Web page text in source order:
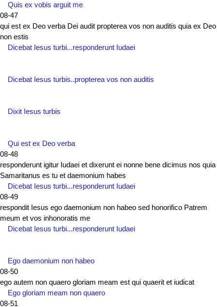
Quis ex vobis arguit me
08-47
qui est ex Deo verba Dei audit propterea vos non auditis quia ex Deo
non estis
Dicebat Iesus turbi...responderunt Iudaei
Dicebat Iesus turbis..propterea vos non auditis
Dixit Iesus turbis
Qui est ex Deo verba
08-48
responderunt igitur Iudaei et dixerunt ei nonne bene dicimus nos quia
Samaritanus es tu et daemonium habes
Dicebat Iesus turbi...responderunt Iudaei
08-49
respondit Iesus ego daemonium non habeo sed honorifico Patrem
meum et vos inhonoratis me
Dicebat Iesus turbi...responderunt Iudaei
Ego daemonium non habeo
08-50
ego autem non quaero gloriam meam est qui quaerit et iudicat
Ego gloriam meam non quaero
08-51